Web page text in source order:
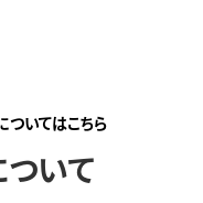
ついてはこちら
いて